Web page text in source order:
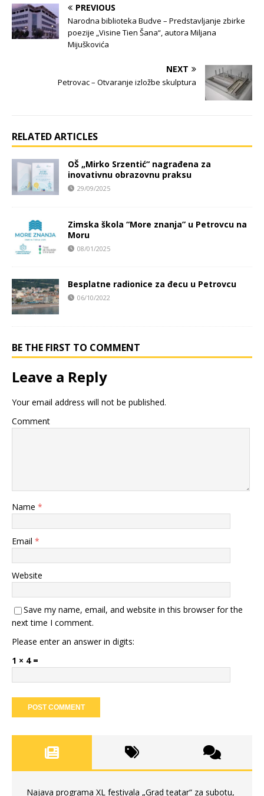
PREVIOUS
Narodna biblioteka Budve – Predstavljanje zbirke
poezije „Visine Tien Šana“, autora Miljana
Mijuškovića
NEXT
Petrovac – Otvaranje izložbe skulptura
RELATED ARTICLES
OŠ „Mirko Srzentić“ nagrađena za
inovativnu obrazovnu praksu
29/09/2025
Zimska škola “More znanja” u Petrovcu na
Moru
08/01/2025
Besplatne radionice za đecu u Petrovcu
06/10/2022
BE THE FIRST TO COMMENT
Leave a Reply
Your email address will not be published.
Comment
Name *
Email *
Website
Save my name, email, and website in this browser for the
next time I comment.
Please enter an answer in digits:
1 × 4 =
Najava programa XL festivala „Grad teatar“ za subotu,